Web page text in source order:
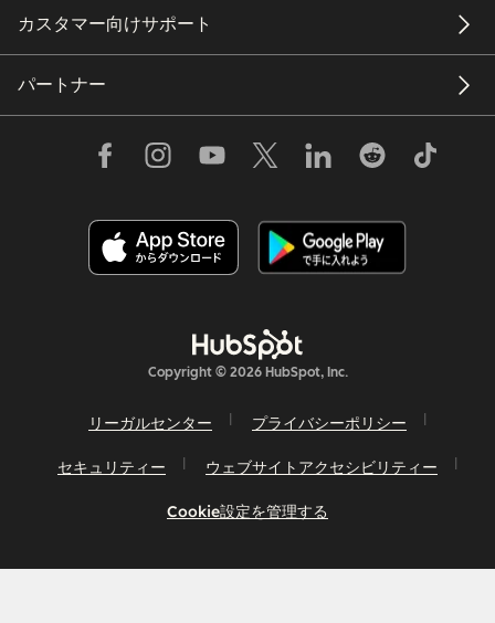
カスタマー向けサポート
パートナー
Copyright © 2026 HubSpot, Inc.
リーガルセンター プライバシーポリシー
セキュリティー ウェブサイトアクセシビリティー
Cookie設定を管理する